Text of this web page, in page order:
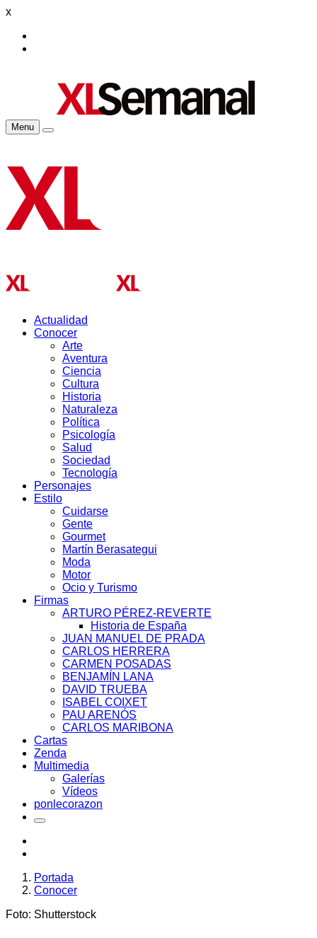
x
Menu
Actualidad
Conocer
Arte
Aventura
Ciencia
Cultura
Historia
Naturaleza
Política
Psicología
Salud
Sociedad
Tecnología
Personajes
Estilo
Cuidarse
Gente
Gourmet
Martín Berasategui
Moda
Motor
Ocio y Turismo
Firmas
ARTURO PÉREZ-REVERTE
Historia de España
JUAN MANUEL DE PRADA
CARLOS HERRERA
CARMEN POSADAS
BENJAMÍN LANA
DAVID TRUEBA
ISABEL COIXET
PAU ARENÓS
CARLOS MARIBONA
Cartas
Zenda
Multimedia
Galerías
Vídeos
ponlecorazon
Portada
Conocer
Foto: Shutterstock